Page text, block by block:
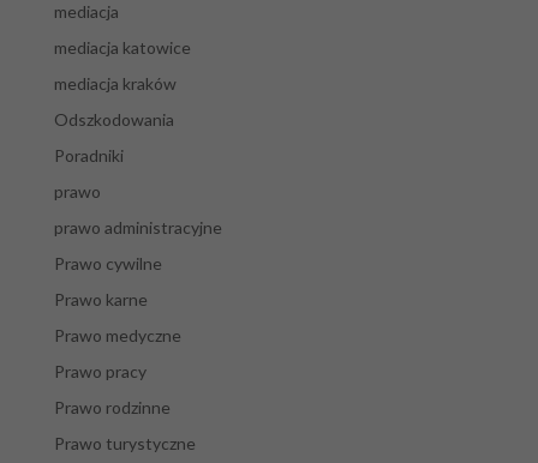
mediacja
mediacja katowice
mediacja kraków
Odszkodowania
Poradniki
prawo
prawo administracyjne
Prawo cywilne
Prawo karne
Prawo medyczne
Prawo pracy
Prawo rodzinne
Prawo turystyczne